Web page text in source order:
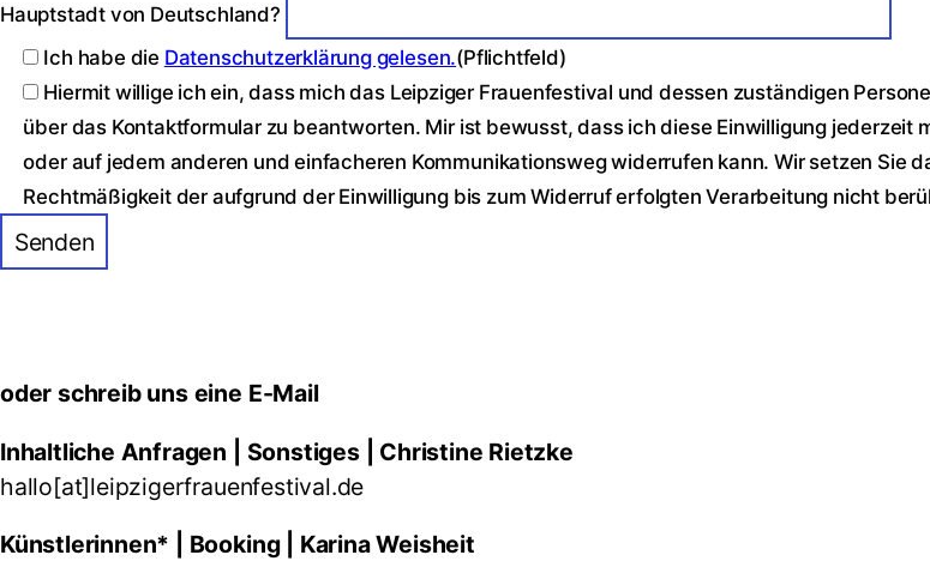
Hauptstadt von Deutschland?
Ich habe die Datenschutzerklärung gelesen.(Pflichtfeld)
Hiermit willige ich ein, dass mich das Leipziger Frauenfestival und dessen zuständigen
über das Kontaktformular zu beantworten. Mir ist bewusst, dass ich diese Einwilligung
oder auf jedem anderen und einfacheren Kommunikationsweg widerrufen kann. Wir setzen Sie
Rechtmäßigkeit der aufgrund der Einwilligung bis zum Widerruf erfolgten Verarbeitung nicht
oder schreib uns eine E-Mail
Inhaltliche Anfragen | Sonstiges | Christine Rietzke
hallo[at]leipzigerfrauenfestival.de
Künstlerinnen* | Booking | Karina Weisheit